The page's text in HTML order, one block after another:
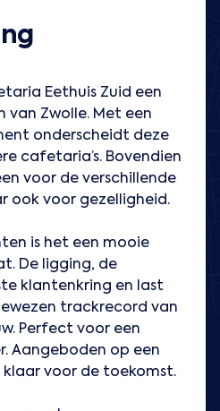
Eethuis Zuid een
van Zwolle. Met een
onderscheidt deze
cafetaria’s. Bovendien
voor de verschillende
ook voor gezelligheid.
is het een mooie
De ligging, de
klantenkring en last
trackrecord van
Perfect voor een
Aangeboden op een
voor de toekomst.